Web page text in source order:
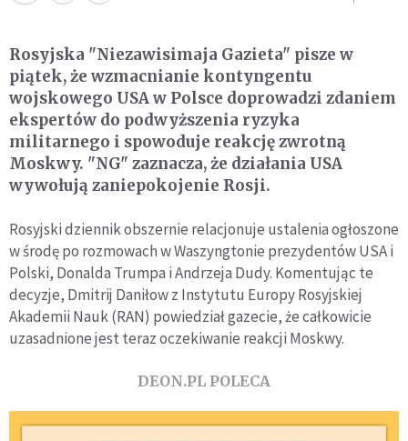
Rosyjska "Niezawisimaja Gazieta" pisze w
piątek, że wzmacnianie kontyngentu
wojskowego USA w Polsce doprowadzi zdaniem
ekspertów do podwyższenia ryzyka
militarnego i spowoduje reakcję zwrotną
Moskwy. "NG" zaznacza, że działania USA
wywołują zaniepokojenie Rosji.
Rosyjski dziennik obszernie relacjonuje ustalenia ogłoszone
w środę po rozmowach w Waszyngtonie prezydentów USA i
Polski, Donalda Trumpa i Andrzeja Dudy. Komentując te
decyzje, Dmitrij Daniłow z Instytutu Europy Rosyjskiej
Akademii Nauk (RAN) powiedział gazecie, że całkowicie
uzasadnione jest teraz oczekiwanie reakcji Moskwy.
DEON.PL POLECA